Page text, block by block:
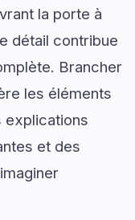
la porte à
détail contribue
Brancher
les éléments
explications
et des